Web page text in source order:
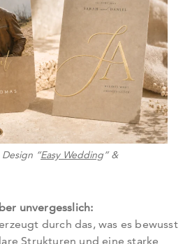
“Easy Wedding” &
unvergesslich:
durch das, was es bewusst
Strukturen und eine starke